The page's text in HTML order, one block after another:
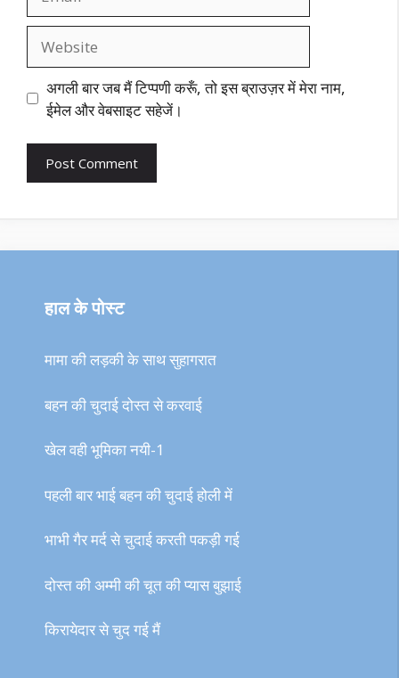
अगली बार जब मैं टिप्पणी करूँ, तो इस ब्राउज़र में मेरा नाम,
ईमेल और वेबसाइट सहेजें।
हाल के पोस्ट
मामा की लड़की के साथ सुहागरात
बहन की चुदाई दोस्त से करवाई
खेल वही भूमिका नयी-1
पहली बार भाई बहन की चुदाई होली में
भाभी गैर मर्द से चुदाई करती पकड़ी गई
दोस्त की अम्मी की चूत की प्यास बुझाई
किरायेदार से चुद गई मैं